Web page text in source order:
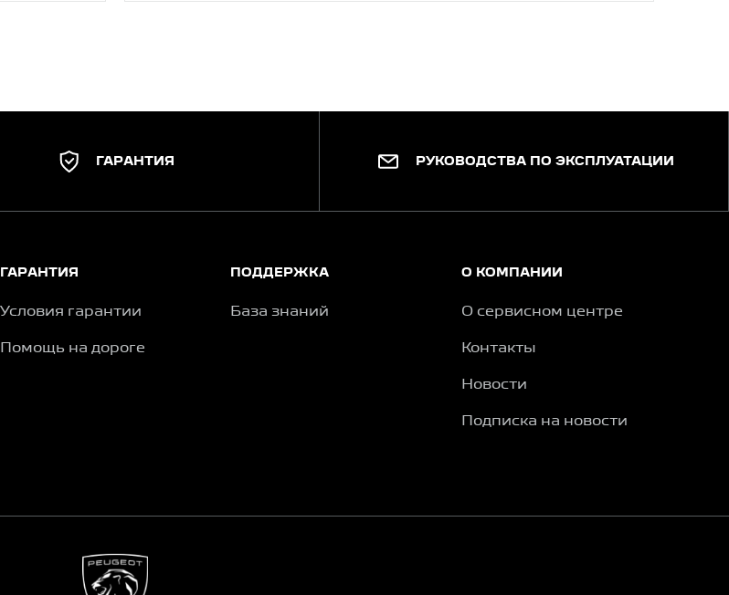
ГАРАНТИЯ РУКОВОДСТВА ПО ЭКСПЛУАТАЦИИ
ГАРАНТИЯ
Условия гарантии
Помощь на дороге
ПОДДЕРЖКА
База знаний
О КОМПАНИИ
О сервисном центре
Контакты
Новости
Подписка на новости